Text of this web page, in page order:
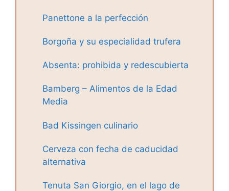
Panettone a la perfección
Borgoña y su especialidad trufera
Absenta: prohibida y redescubierta
Bamberg – Alimentos de la Edad
Media
Bad Kissingen culinario
Cerveza con fecha de caducidad
alternativa
Tenuta San Giorgio, en el lago de